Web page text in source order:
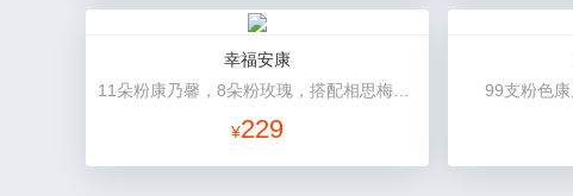
幸福安康
¥229
99支粉色康